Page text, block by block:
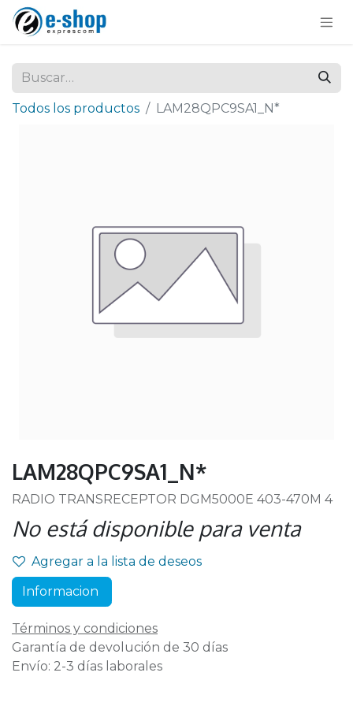
Todos los productos LAM28QPC9SA1_N*
LAM28QPC9SA1_N*
RADIO TRANSRECEPTOR DGM5000E 403-470M 4
No está disponible para venta
Agregar a la lista de deseos
Informacion
Términos y condiciones
Garantía de devolución de 30 días
Envío: 2-3 días laborales